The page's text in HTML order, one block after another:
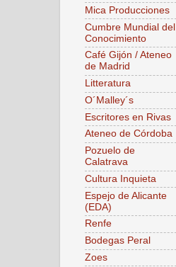
Mica Producciones
Cumbre Mundial del
Conocimiento
Café Gijón / Ateneo
de Madrid
Litteratura
O´Malley´s
Escritores en Rivas
Ateneo de Córdoba
Pozuelo de
Calatrava
Cultura Inquieta
Espejo de Alicante
(EDA)
Renfe
Bodegas Peral
Zoes